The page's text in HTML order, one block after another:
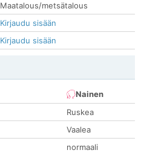
Maatalous/metsätalous
Kirjaudu sisään
Kirjaudu sisään
Nainen
Ruskea
Vaalea
normaali